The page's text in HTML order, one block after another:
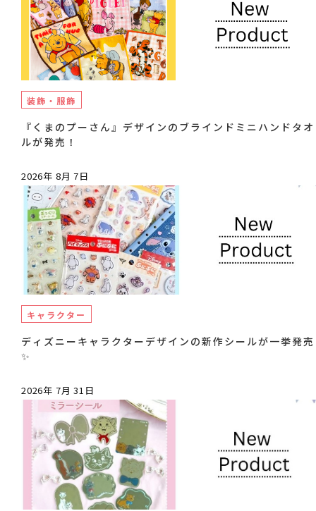
装飾・服飾
『くまのプーさん』デザインのブラインドミニハンドタオ
ルが発売！
2026年 8月 7日
キャラクター
ディズニーキャラクターデザインの新作シールが一挙発売
✨
2026年 7月 31日